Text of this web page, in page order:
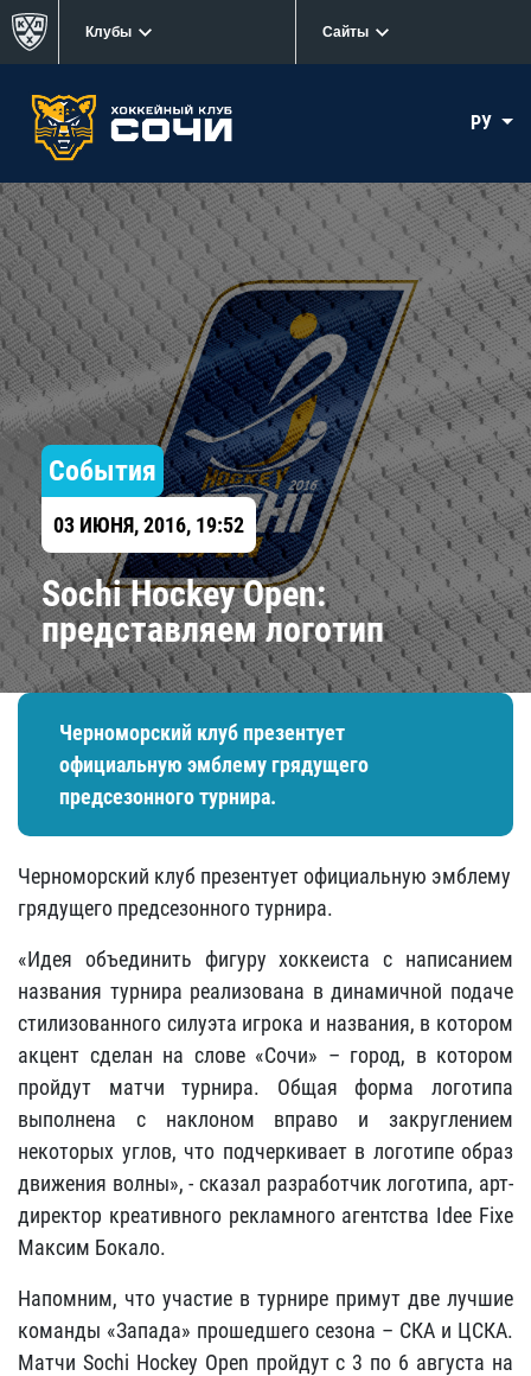
Клубы Сайты
РУ
События
03 ИЮНЯ, 2016, 19:52
Sochi Hockey Open:
представляем логотип
Черноморский клуб презентует
официальную эмблему грядущего
предсезонного турнира.
Черноморский клуб презентует официальную эмблему
грядущего предсезонного турнира.
«Идея объединить фигуру хоккеиста с написанием
названия турнира реализована в динамичной подаче
стилизованного силуэта игрока и названия, в котором
акцент сделан на слове «Сочи» – город, в котором
пройдут матчи турнира. Общая форма логотипа
выполнена с наклоном вправо и закруглением
некоторых углов, что подчеркивает в логотипе образ
движения волны», - сказал разработчик логотипа, арт-
директор креативного рекламного агентства Idee Fixe
Максим Бокало.
Напомним, что участие в турнире примут две лучшие
команды «Запада» прошедшего сезона – СКА и ЦСКА.
Матчи Sochi Hockey Open пройдут с 3 по 6 августа на